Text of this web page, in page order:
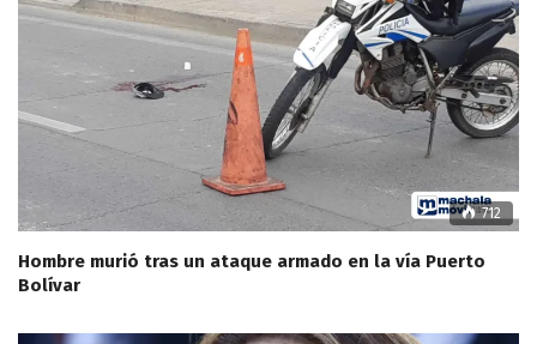
712
Hombre murió tras un ataque armado en la vía Puerto
Bolívar